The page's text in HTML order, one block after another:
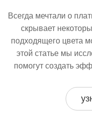
Всегда мечтали о
скрывает
подходящего цвета
этой статье мы
помогут создать
хитростям для